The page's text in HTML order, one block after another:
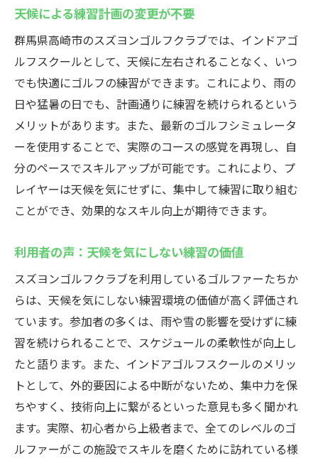
天候による練習計画の変更が不要
群馬県高崎市のスズヨンゴルフクラブでは、インドアゴ
ルフスクールとして、天候に左右されることなく、いつ
でも快適にゴルフの練習ができます。これにより、雨の
日や猛暑の日でも、計画通りに練習を続けられるという
メリットがあります。また、最新のゴルフシミュレータ
ーを使用することで、実際のコースの感覚を再現し、自
分のペースでスキルアップが可能です。これにより、プ
レイヤーは天候を気にせずに、集中して練習に取り組む
ことができ、効果的なスキル向上が期待できます。
利用者の声：天候を気にしない練習の価値
スズヨンゴルフクラブを利用しているゴルファーたちか
らは、天候を気にしない練習環境の価値が高く評価され
ています。参加者の多くは、雨や雪の影響を受けずに練
習を続けられることで、スケジュールの柔軟性が向上し
たと語ります。また、インドアゴルフスクールのメリッ
トとして、外的要因による中断がないため、集中力を保
ちやすく、技術向上に繋がるといった意見も多く聞かれ
ます。実際、初心者から上級者まで、全てのレベルのゴ
ルファーがこの施設でスキルを磨くために訪れている様